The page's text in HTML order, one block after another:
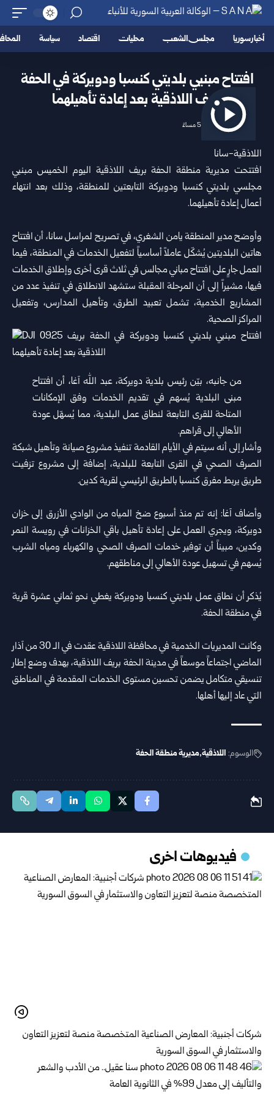
أخبار سوريا مجلس الشعب محليات اقتصاد سياسة
افتتاح مبنيي بلديتي كنسبا ودويركة في الحفة
بريف اللاذقية بعد إعادة تأهيلهما
2026/06/25 5:25 مساءً
اللاذقية-سانا
افتتحت مديرية منطقة الحفة بريف اللاذقية اليوم الخميس مبنيي
مجلسي بلديتي كنسبا ودويركة التابعتين للمنطقة، وذلك بعد انتهاء
أعمال إعادة تأهيلهما.
وأوضح مدير المنطقة يامن الشغري، في تصريح لمراسل سانا، أن افتتاح
هاتين البلديتين يُشكّل عاملاً أساسياً لتفعيل الخدمات في المنطقة، فيما
العمل جارٍ على افتتاح مباني مجالس في ثلاث قرى أخرى وإطلاق الخدمات
فيها، مشيراً إلى أن المرحلة المقبلة ستشهد الانطلاق في تنفيذ عدد من
المشاريع الخدمية، تشمل تعبيد الطرق، وتأهيل المدارس، وتفعيل
المراكز الصحية.
من جانبه، بيّن رئيس بلدية دويركة، عبد الله آغا، أن افتتاح
مبنى البلدية يُسهم في تقديم الخدمات وفق الإمكانات
المتاحة للقرى التابعة لنطاق عمل البلدية، مما يُسهّل عودة
الأهالي إلى قراهم.
وأشار إلى أنه سيتم في الأيام القادمة تنفيذ مشروع صيانة وتأهيل شبكة
الصرف الصحي في القرى التابعة للبلدية، إضافة إلى مشروع تزفيت
طريق يربط مفرق كنسبا بالطريق الرئيسي لقرية كدين.
وأضاف آغا: إنه تم منذ أسبوع ضخ المياه من الوادي الأزرق إلى خزان
دويركة، ويجري العمل على إعادة تأهيل باقي الخزانات في رويسة النمر
وكدين، مبيناً أن توفير خدمات الصرف الصحي والكهرباء ومياه الشرب
يُسهم في تسهيل عودة الأهالي إلى مناطقهم.
يُذكر أن نطاق عمل بلديتي كنسبا ودويركة يغطي نحو ثماني عشرة قرية
في منطقة الحفة.
وكانت المديريات الخدمية في محافظةاللاذقية
عقدت في الـ 30 من آذار
الماضي اجتماعاً موسعاً في مدينة الحفة بريف اللاذقية، بهدف وضع إطار
تنسيقي متكامل يضمن تحسين مستوى الخدمات المقدمة في المناطق
التي عاد إليها أهلها.
الوسوم: اللاذقية مديرية منطقة الحفة
فيديوهات اخرى
شركات أجنبية: المعارض الصناعية المتخصصة منصة لتعزيز التعاون
والاستثمار في السوق السورية